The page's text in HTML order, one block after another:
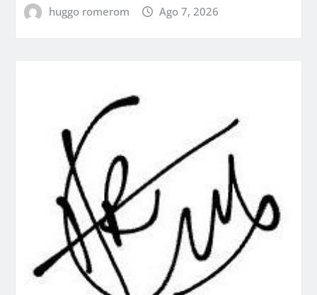
huggo romerom Ago 7, 2026